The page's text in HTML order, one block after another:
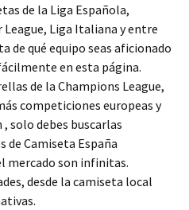
de la Liga Española,
Liga Italiana y entre
de qué equipo seas aficionado
en esta página.
de la Champions League,
competiciones europeas y
solo debes buscarlas
de Camiseta España
mercado son infinitas.
desde la camiseta local